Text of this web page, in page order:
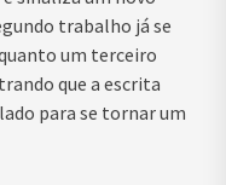
trabalho já se
um terceiro
que a escrita
para se tornar um